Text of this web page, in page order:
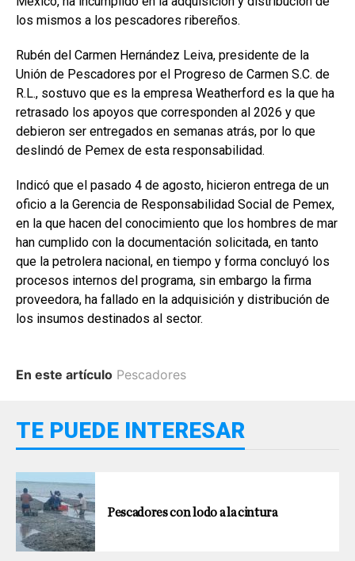
los mismos a los pescadores ribereños.
Rubén del Carmen Hernández Leiva, presidente de la
Unión de Pescadores por el Progreso de Carmen S.C. de
R.L., sostuvo que es la empresa Weatherford es la que ha
retrasado los apoyos que corresponden al 2026 y que
debieron ser entregados en semanas atrás, por lo que
deslindó de Pemex de esta responsabilidad.
Indicó que el pasado 4 de agosto, hicieron entrega de un
oficio a la Gerencia de Responsabilidad Social de Pemex,
en la que hacen del conocimiento que los hombres de mar
han cumplido con la documentación solicitada, en tanto
que la petrolera nacional, en tiempo y forma concluyó los
procesos internos del programa, sin embargo la firma
proveedora, ha fallado en la adquisición y distribución de
los insumos destinados al sector.
En este artículo Pescadores
TE PUEDE INTERESAR
Pescadores con lodo a la cintura